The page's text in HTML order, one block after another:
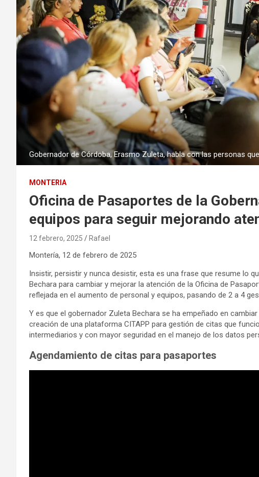
Gobernador de Córdoba, Erasmo Zuleta, habla con las personas
MONTERIA
Oficina de Pasaportes de la
equipos para seguir mejorando
12 febrero, 2025 Rafael
Montería, 12 de febrero de 2025
Insistir, persistir y nunca desistir, esta es una frase que resume lo
Bechara para cambiar y mejorar la atención de la Oficina de
reflejada en el aumento de personal y equipos, pasando de 2 a 4
Y es que el gobernador Zuleta Bechara se ha empeñado en
creación de una plataforma CITAPP para gestión de citas que
intermediarios y con mayor seguridad en el manejo de los datos
Agendamiento de citas para pasaportes